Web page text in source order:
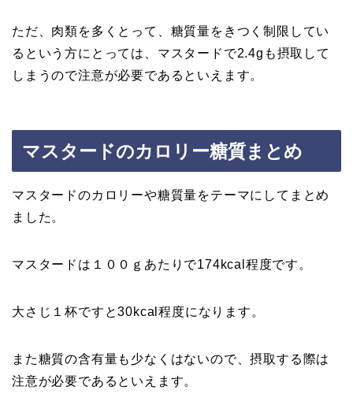
ただ、肉類を多くとって、糖質量をきつく制限してい
るという方にとっては、マスタードで2.4gも摂取して
しまうので注意が必要であるといえます。
マスタードのカロリー糖質まとめ
マスタードのカロリーや糖質量をテーマにしてまとめ
ました。
マスタードは１００ｇあたりで174kcal程度です。
大さじ１杯ですと30kcal程度になります。
また糖質の含有量も少なくはないので、摂取する際は
注意が必要であるといえます。